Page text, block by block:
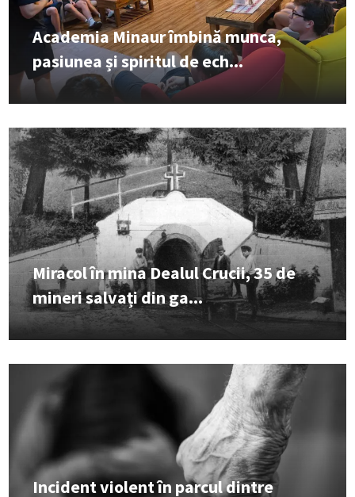
Academia Minaur îmbină munca,
pasiunea și spiritul de ech...
Miracol în mina Dealul Crucii, 35 de
mineri salvați din ga...
Incident violent în parcul dintre